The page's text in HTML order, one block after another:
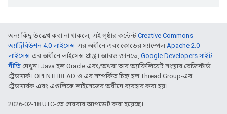
অন্য কিছু উল্লেখ করা না থাকলে, এই পৃষ্ঠার কন্টেন্ট Creative Commons
অ্যাট্রিবিউশন 4.0 লাইসেন্স-এর অধীনে এবং কোডের স্যাম্পেলApache 2.0
লাইসেন্স-এর অধীনে লাইসেন্স প্রাপ্ত। আরও জানতে, Google Developers সাইট
নীতি দেখুন। Java হল Oracle এবং/অথবা তার অ্যাফিলিয়েট সংস্থার রেজিস্টার্ড
ট্রেডমার্ক। OPENTHREAD ও এর সম্পর্কিত চিহ্ন হল Thread Group-এর
ট্রেডমার্রক এবং এগুলিকে লাইসেন্সের অধীনে ব্যবহার করা হয়।
2026-02-18 UTC-তে শেষবার আপডেট করা হয়েছে।